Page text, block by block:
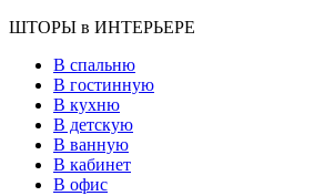
ШТОРЫ в ИНТЕРЬЕРЕ
В спальню
В гостинную
В кухню
В детскую
В ванную
В кабинет
В офис